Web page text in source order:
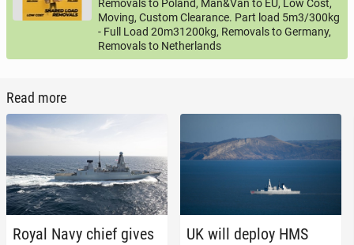
Removals to Poland, Man&Van to EU, Low Cost,
Moving, Custom Clearance. Part load 5m3/300kg
- Full Load 20m31200kg, Removals to Germany,
Removals to Netherlands
Read more
Royal Navy chief gives
UK will deploy HMS